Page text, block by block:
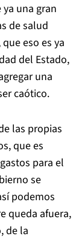
una gran
de salud
eso es ya
del Estado,
una
caótico.
las propias
que es
para el
se
podemos
queda afuera,
de la